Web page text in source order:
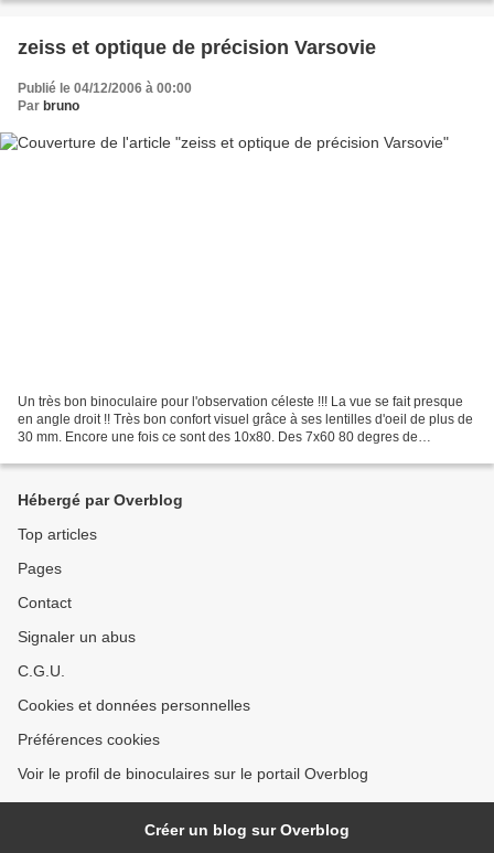
zeiss et optique de précision Varsovie
Publié le 04/12/2006 à 00:00
Par bruno
Un très bon binoculaire pour l'observation céleste !!! La vue se fait presque
en angle droit !! Très bon confort visuel grâce à ses lentilles d'oeil de plus de
30 mm. Encore une fois ce sont des 10x80. Des 7x60 80 degres de
Hébergé par Overblog
Top articles
Pages
Contact
Signaler un abus
C.G.U.
Cookies et données personnelles
Préférences cookies
Voir le profil de binoculaires sur le portail Overblog
Créer un blog sur Overblog